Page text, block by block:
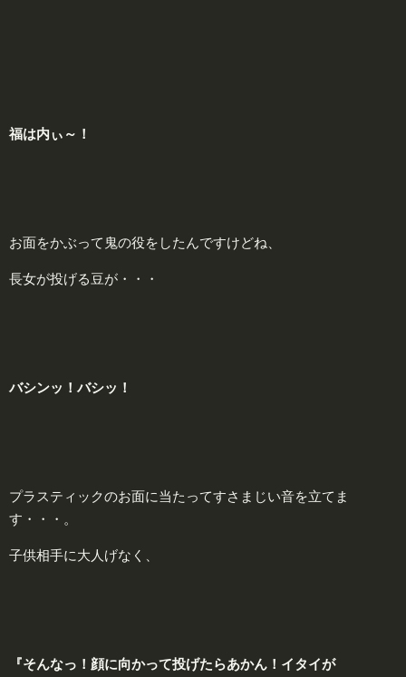
福は内ぃ～！
お面をかぶって鬼の役をしたんですけどね、
長女が投げる豆が・・・
バシンッ！バシッ！
プラスティックのお面に当たってすさまじい音を立てま
す・・・。
子供相手に大人げなく、
『そんなっ！顔に向かって投げたらあかん！ イタイが